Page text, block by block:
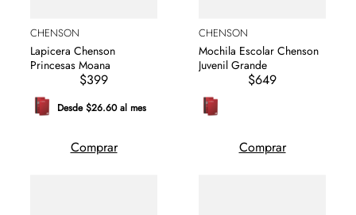
CHENSON
Lapicera Chenson
Princesas Moana
$399
Desde $26.60 al mes
Comprar
CHENSON
Mochila Escolar Chenson
Juvenil Grande
$649
Comprar